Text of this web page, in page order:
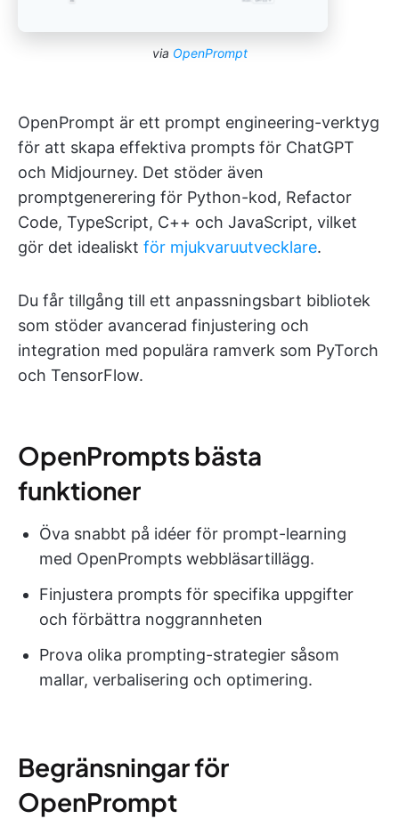
via OpenPrompt
OpenPrompt är ett prompt engineering-verktyg
för att skapa effektiva prompts för ChatGPT
och Midjourney. Det stöder även
promptgenerering för Python-kod, Refactor
Code, TypeScript, C++ och JavaScript, vilket
gör det idealiskt för mjukvaruutvecklare.
Du får tillgång till ett anpassningsbart bibliotek
som stöder avancerad finjustering och
integration med populära ramverk som PyTorch
och TensorFlow.
OpenPrompts bästa
funktioner
Öva snabbt på idéer för prompt-learning
med OpenPrompts webbläsartillägg.
Finjustera prompts för specifika uppgifter
och förbättra noggrannheten
Prova olika prompting-strategier såsom
mallar, verbalisering och optimering.
Begränsningar för
OpenPrompt